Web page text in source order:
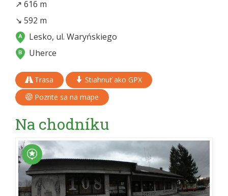
↗ 616 m
↘ 592 m
Lesko, ul. Waryńskiego
Uherce
Trasa
Stiahnuť ako GPX
Pozrite sa na mape
Na chodníku